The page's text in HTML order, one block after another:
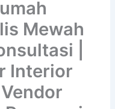
Mewah
|
Interior